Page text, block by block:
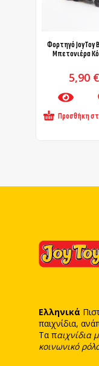
Φορτηγό JoyToy
Μπετονιέρα
5,90 €
Προσθήκη
Ελληνικά
παιχνίδια,
Τα παιχνίδια
κοινωνικό